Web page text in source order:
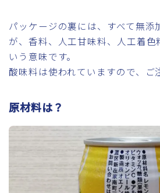
パッケージの裏には、すべて無添
が、香料、人工甘味料、人工着色
いう意味です。
酸味料は使われていますので、ご
原材料は？